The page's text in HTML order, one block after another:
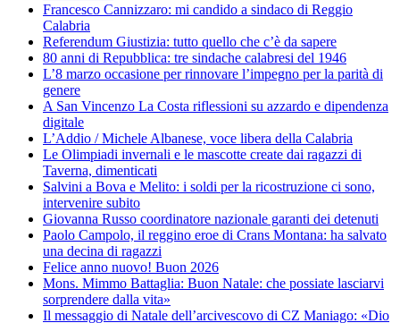
Francesco Cannizzaro: mi candido a sindaco di Reggio
Calabria
Referendum Giustizia: tutto quello che c’è da sapere
80 anni di Repubblica: tre sindache calabresi del 1946
L’8 marzo occasione per rinnovare l’impegno per la parità di
genere
A San Vincenzo La Costa riflessioni su azzardo e dipendenza
digitale
L’Addio / Michele Albanese, voce libera della Calabria
Le Olimpiadi invernali e le mascotte create dai ragazzi di
Taverna, dimenticati
Salvini a Bova e Melito: i soldi per la ricostruzione ci sono,
intervenire subito
Giovanna Russo coordinatore nazionale garanti dei detenuti
Paolo Campolo, il reggino eroe di Crans Montana: ha salvato
una decina di ragazzi
Felice anno nuovo! Buon 2026
Mons. Mimmo Battaglia: Buon Natale: che possiate lasciarvi
sorprendere dalla vita»
Il messaggio di Natale dell’arcivescovo di CZ Maniago: «Dio